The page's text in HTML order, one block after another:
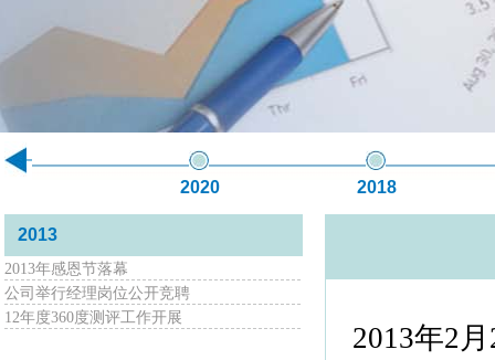
2020 2018
2013
2013年感恩节落幕
公司举行经理岗位公开竞聘
12年度360度测评工作开展
2013年2 月